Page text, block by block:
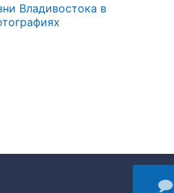
Владивостока в